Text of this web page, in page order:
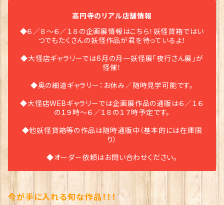
高円寺のリアル店舗情報
◆６／８〜６／１８の企画展情報はこちら！妖怪貸箱ではい
つでもたくさんの妖怪作品が君を待っているよ！
◆大怪店ギャラリーでは6月の月一妖怪展「夜行さん展」が
怪催！
◆奥の細道ギャラリー：お休み／随時見学可能です。
◆大怪店WEBギャラリーでは企画展作品の通販は６／１６
の１９時〜６／１８の１７時予定です。
◆他妖怪貸箱等の作品は随時通販中（基本的には在庫限
り）
◆オーダー依頼はお問い合わせください。
今が手に入れる旬な作品！！！